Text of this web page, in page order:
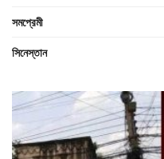
সমপ্রেমী
সিনেস্তান